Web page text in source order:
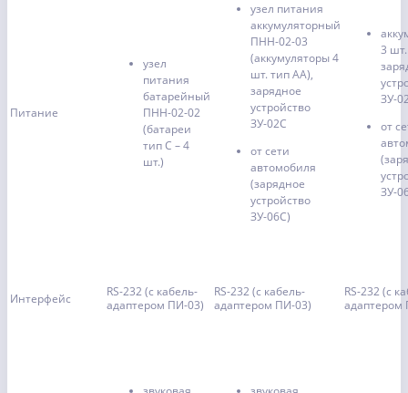
Питание
узел
питания
батарейный
ПНН-02-02
(батареи
тип С – 4
шт.)
узел питания
аккумуляторный
ПНН-02-03
(аккумуляторы 4
шт. тип АА),
зарядное
устройство
ЗУ-02С
от сети
автомобиля
(зарядное
устройство
ЗУ-06С)
3
ЗУ-
от
ЗУ-
Интерфейс
RS-232 (с кабель-
адаптером ПИ-03)
RS-232 (с кабель-
адаптером ПИ-03)
RS-232 (с
адаптером